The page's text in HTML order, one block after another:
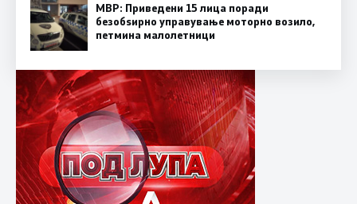
МВР: Приведени 15 лица поради
безобѕирно управување моторно возило,
петмина малолетници